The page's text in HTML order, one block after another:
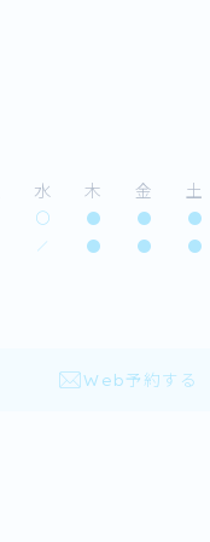
水 木 金
土
Web予約する